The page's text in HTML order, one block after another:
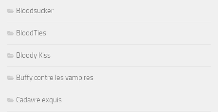
Bloodsucker
BloodTies
Bloody Kiss
Buffy contre les vampires
Cadavre exquis